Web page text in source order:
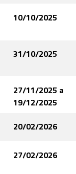
10/10/2025
31/10/2025
27/11/2025 a
19/12/2025
20/02/2026
27/02/2026